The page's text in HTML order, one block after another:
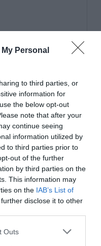
Personal
to third parties, or
information for
the below opt-out
note that after your
continue seeing
information utilized by
to third parties prior to
out of the further
by third parties on the
This information may
on the IAB’s List of
disclose it to other
one or more Google
Outs